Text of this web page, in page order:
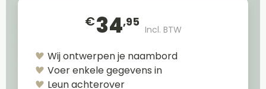
€34,95
Incl. BTW
Wij ontwerpen je naambord
Voer enkele gegevens in
Leun achterover